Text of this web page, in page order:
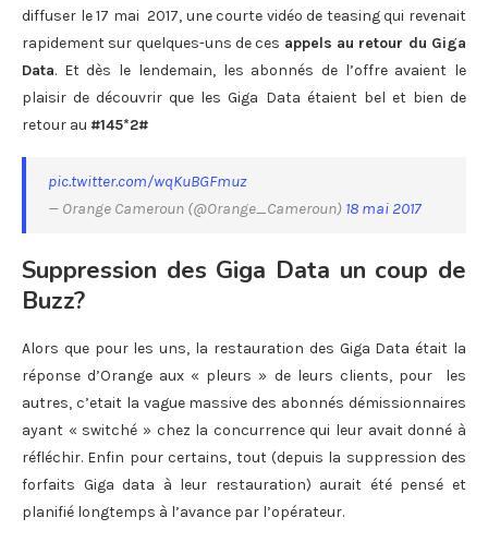
diffuser le 17 mai 2017, une courte vidéo de teasing qui revenait
rapidement sur quelques-uns de ces appels au retour du Giga
Data. Et dès le lendemain, les abonnés de l’offre avaient le
plaisir de découvrir que les Giga Data étaient bel et bien de
retour au #145*2#
pic.twitter.com/wqKuBGFmuz
— Orange Cameroun (@Orange_Cameroun) 18 mai 2017
Suppression des Giga Data un coup de
Buzz?
Alors que pour les uns, la restauration des Giga Data était la
réponse d’Orange aux « pleurs » de leurs clients, pour les
autres, c’etait la vague massive des abonnés démissionnaires
ayant « switché » chez la concurrence qui leur avait donné à
réfléchir. Enfin pour certains, tout (depuis la suppression des
forfaits Giga data à leur restauration) aurait été pensé et
planifié longtemps à l’avance par l’opérateur.